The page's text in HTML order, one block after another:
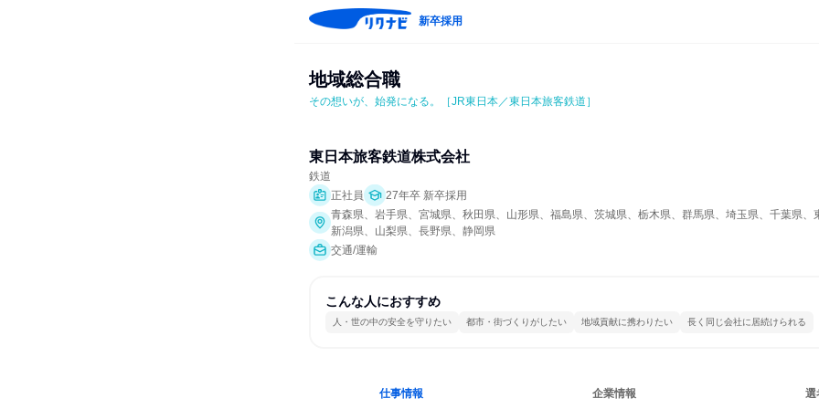
新卒採用
地域総合職
その想いが、始発になる。［JR東日本／東日本旅客鉄道］
東日本旅客鉄道株式会社
鉄道
正社員
27年卒 新卒採用
青森県、岩手県、宮城県、秋田県、山形県、福島県、茨城県、栃木県、群馬県、埼玉県、千葉県、
新潟県、山梨県、長野県、静岡県
交通/運輸
こんな人におすすめ
人・世の中の安全を守りたい 都市・街づくりがしたい 地域貢献に携わりたい 長く同じ会社に居続けられる
仕事情報 企業情報 選